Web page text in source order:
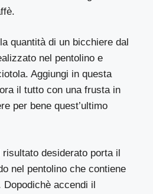
quantità di un bicchiere dal
nel pentolino e
Aggiungi in questa
il tutto con una frusta in
per bene quest’ultimo
desiderato porta il
nel pentolino che contiene
accendi il